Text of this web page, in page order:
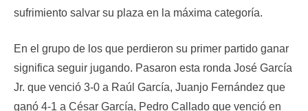
sufrimiento salvar su plaza en la máxima categoría.
En el grupo de los que perdieron su primer partido ganar
significa seguir jugando. Pasaron esta ronda José García
Jr. que venció 3-0 a Raúl García, Juanjo Fernández que
ganó 4-1 a César García, Pedro Callado que venció en